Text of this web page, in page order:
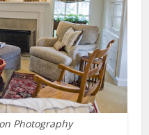
Photography